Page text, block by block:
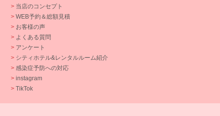
> 当店のコンセプト
> WEB予約＆総額見積
> お客様の声
> よくある質問
> アンケート
> シティホテル&レンタルルーム紹介
> 感染症予防への対応
> instagram
> TikTok